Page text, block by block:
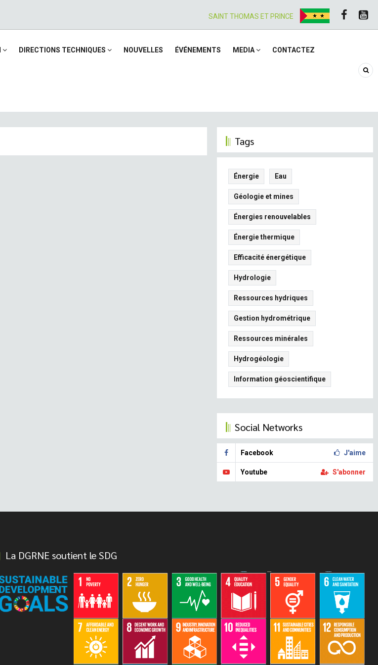
SAINT THOMAS ET PRINCE
DIRECTIONS TECHNIQUES NOUVELLES ÉVÉNEMENTS MEDIA CONTACTEZ
Tags
Énergie Eau
Géologie et mines
Énergies renouvelables
Énergie thermique
Efficacité énergétique
Hydrologie
Ressources hydriques
Gestion hydrométrique
Ressources minérales
Hydrogéologie
Information géoscientifique
Social Networks
Facebook J'aime
Youtube S'abonner
La DGRNE soutient le SDG